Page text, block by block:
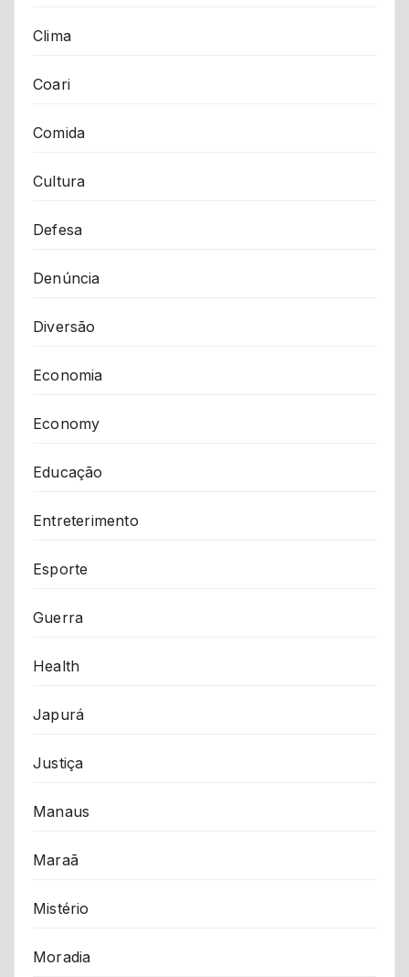
Clima
Coari
Comida
Cultura
Defesa
Denúncia
Diversão
Economia
Economy
Educação
Entreterimento
Esporte
Guerra
Health
Japurá
Justiça
Manaus
Maraã
Mistério
Moradia